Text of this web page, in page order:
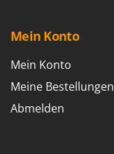
Mein Konto
Mein Konto
Meine Bestellungen
Abmelden